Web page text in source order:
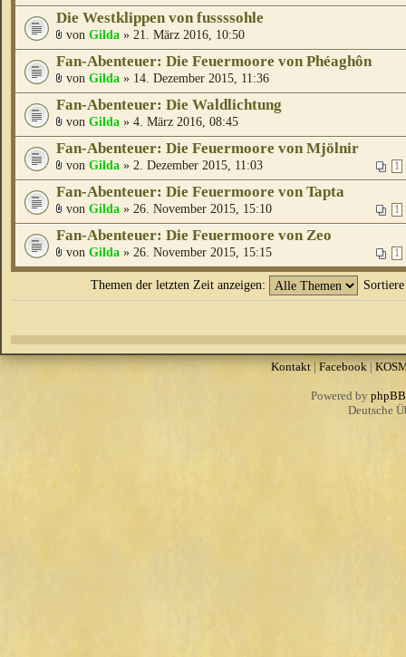
Die Westklippen von fussssohle
von Gilda » 21. März 2016, 10:50
Fan-Abenteuer: Die Feuermoore von Phéaghôn
von Gilda » 14. Dezember 2015, 11:36
Fan-Abenteuer: Die Waldlichtung
von Gilda » 4. März 2016, 08:45
Fan-Abenteuer: Die Feuermoore von Mjölnir
1
von Gilda » 2. Dezember 2015, 11:03
Fan-Abenteuer: Die Feuermoore von Tapta
1
von Gilda » 26. November 2015, 15:10
Fan-Abenteuer: Die Feuermoore von Zeo
1
von Gilda » 26. November 2015, 15:15
Themen der letzten Zeit anzeigen:
Kontakt| Facebook|
Powered by phpBB
Deutsche